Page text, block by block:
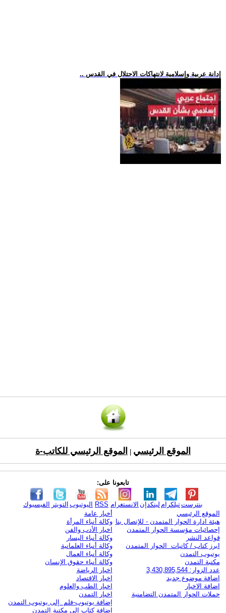
.. إدانة عربية وإسلامية لانتهاكات الاحتلال في القدس
الموقع الرئيسي الموقع الرئيسي للكاتب-ة
تابعونا على:
الفيسبوك التويتر اليوتيوب RSS الانستغرام لينكدإن تيلكرامبنترست
الموقع الرئيسي
هيئة ادارة الحوار المتمدن - للإتصال بنا
إحصائيات مؤسسة الحوار المتمدن
قواعد النشر
ابرز كتاب / كاتبات الحوار المتمدن
يوتيوب التمدن
مكتبة التمدن
عدد الزوار: 3,430,895,544
اضافة موضوع جديد
اضافة الاخبار
حملات الحوار المتمدن التضامنية
أخبار عامة
وكالة أنباء المرأة
اخبار الأدب والفن
وكالة أنباء اليسار
وكالة أنباء العلمانية
وكالة أنباء العمال
وكالة أنباء حقوق الإنسان
اخبار الرياضة
اخبار الاقتصاد
اخبار الطب والعلوم
اخبار التمدن
إضافة يوتيوب-فلم إلى يوتيوب التمدن
إضافة كتاب إلى مكتبة التمدن